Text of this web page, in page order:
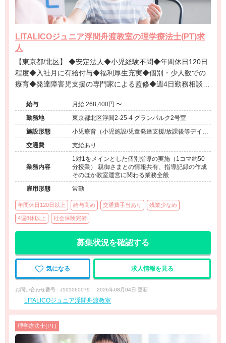
LITALICOジュニア浮間舟渡教室の理学療法士(PT)求
人
【東京都/北区】 ◆安定法人◆小児経験不問◆年間休日120日
程度◆入社月に有給付与◆福利厚生充実◆個別・少人数での
療育◆発達障害児支援の専門家による監修◆週4日勤務相談可
給与
月給 268,400円 〜
勤務地
東京都北区浮間2-25-4 グランパルク2号室
施設形態
小児療育（小児施設/児童発達支援/放課後等デイサ
ービス）
交通費 支給あり
業務内容
1対1をメインとした個別指導の実施（1コマ約50
分授業） 親御さまとの情報共有、指導記録の作成
そのほか教室運営に関わる業務全般
雇用形態
常勤
年間休日120日以上 給与高め 交通費手当あり 残業少なめ
4週8休以上 社会保険完備
募集状況を確認する
気になる 求人情報を見る
お問い合わせ番号 : J101060079 2026年08月04日 更新
LITALICOジュニア浮間舟渡教室
理学療法士(PT)